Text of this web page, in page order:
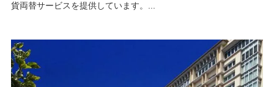
貨両替サービスを提供しています。...